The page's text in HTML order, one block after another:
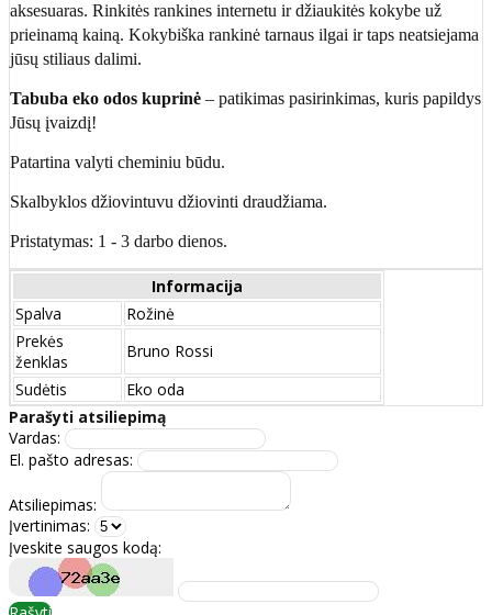
aksesuaras. Rinkitės rankines internetu ir džiaukitės kokybe už
prieinamą kainą. Kokybiška rankinė tarnaus ilgai ir taps neatsiejama
jūsų stiliaus dalimi.
Tabuba eko odos kuprinė – patikimas pasirinkimas, kuris papildys
Jūsų įvaizdį!
Patartina valyti cheminiu būdu.
Skalbyklos džiovintuvu džiovinti draudžiama.
Pristatymas: 1 - 3 darbo dienos.
Informacija
Spalva
Rožinė
Prekės
ženklas
Bruno Rossi
Sudėtis
Eko oda
Parašyti atsiliepimą
Vardas:
El. pašto adresas:
Atsiliepimas:
Įvertinimas:
Įveskite saugos kodą: